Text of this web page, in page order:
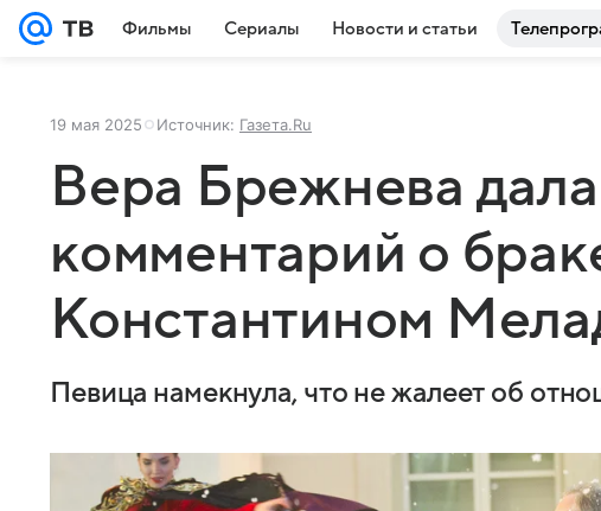
Фильмы Сериалы Новости и статьи
19 мая 2025 Источник: Газета.Ru
Вера Брежнева
комментарий о
Константином
Певица намекнула, что не жалеет об